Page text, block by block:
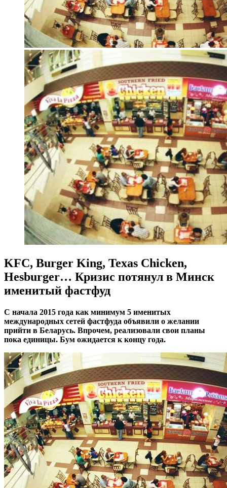
KFC, Burger King, Texas Chicken,
Hesburger… Кризис потянул в Минск
именитый фастфуд
С начала 2015 года как минимум 5 именитых
международных сетей фастфуда объявили о желании
прийти в Беларусь. Впрочем, реализовали свои планы
пока единицы. Бум ожидается к концу года.